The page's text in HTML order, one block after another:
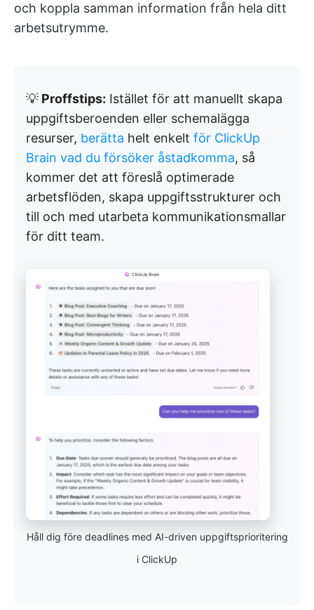
och koppla samman information från hela ditt
arbetsutrymme.
💡 Proffstips: Istället för att manuellt skapa
uppgiftsberoenden eller schemalägga
resurser, berätta helt enkelt för ClickUp
Brain vad du försöker åstadkomma, så
kommer det att föreslå optimerade
arbetsflöden, skapa uppgiftsstrukturer och
till och med utarbeta kommunikationsmallar
för ditt team.
Håll dig före deadlines med AI-driven uppgiftsprioritering
i ClickUp